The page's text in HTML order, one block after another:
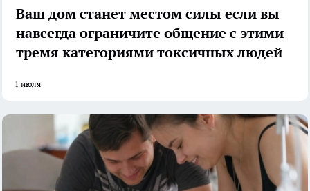
Ваш дом станет местом силы если вы
навсегда ограничите общение с этими
тремя категориями токсичных людей
1 июля